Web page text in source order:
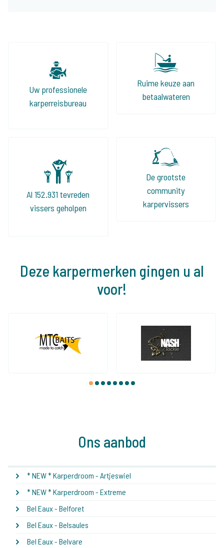
Uw professionele
karperreisbureau
Ruime keuze aan
betaalwateren
Al 152.931 tevreden
vissers geholpen
De grootste
community
karpervissers
Deze karpermerken gingen u al
voor!
1 2 3 4 5 6 7 8
Ons aanbod
* NEW * Karperdroom - Artjeswiel
* NEW * Karperdroom - Extreme
Bel Eaux - Belforet
Bel Eaux - Belsaules
Bel Eaux - Belvare